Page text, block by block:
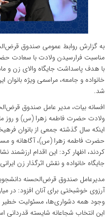
به گزارش روابط عمومی صندوق
مناسبت فرارسیدن ولادت با سعادت
با هدف پاسداشت جایگاه والای زن و
خانواده و جامعه، مراسمی ویژه بانوان
شد.
افسانه بیات، مدیر عامل صندوق
ولادت حضرت فاطمه زهرا (س) و روز مادر
اینکه سال گذشته جمعی از بانوان
حضرت فاطمه زهرا (س)، آگاهانه و
کردند، اظهار کرد: این اقدام ارزشمند
جایگاه خانواده و نقش اثرگذار زن
مدیرعامل صندوق قرض‌الحسنه
آرزوی خوشبختی برای آنان افزود: در
وجود همه دشواری‌ها، مسئولیت خطیر
این انتخاب شجاعانه شایسته قدردانی